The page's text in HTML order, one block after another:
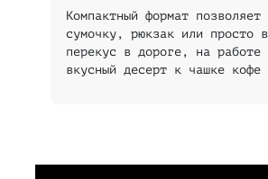
Компактный формат
сумочку, рюкзак или просто
перекус в дороге, на
вкусный десерт к чашке